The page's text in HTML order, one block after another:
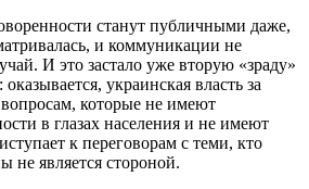
станут публичными даже,
и коммуникации не
И это застало уже вторую «зраду»
украинская власть за
которые не имеют
в глазах населения и не имеют
к переговорам с теми, кто
не является стороной.